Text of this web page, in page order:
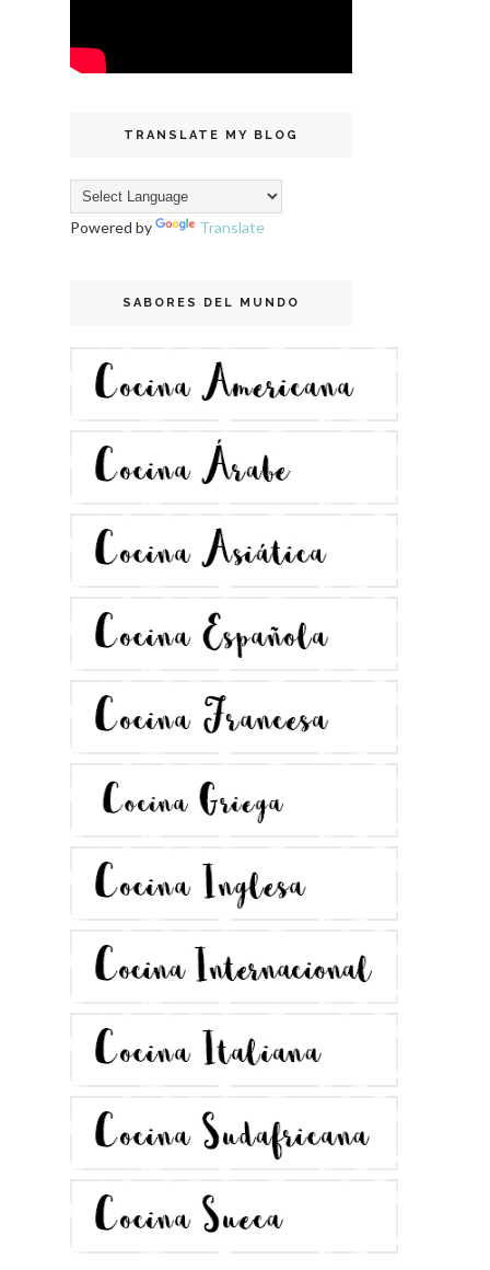
TRANSLATE MY BLOG
Powered by Translate
SABORES DEL MUNDO